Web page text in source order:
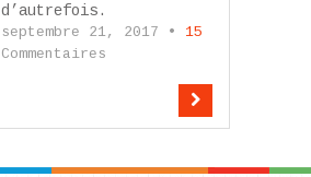
d’autrefois.
septembre 21, 2017 • 15
Commentaires